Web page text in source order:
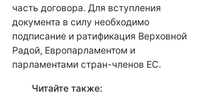
часть договора. Для вступления
документа в силу необходимо
подписание и ратификация Верховной
Радой, Европарламентом и
парламентами стран-членов ЕС.
Читайте также: